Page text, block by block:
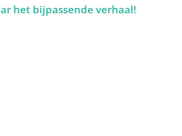
het bijpassende verhaal!